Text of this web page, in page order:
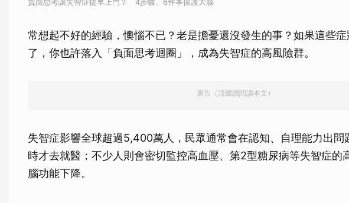
負面思考讓失智症提早上門？ 4步驟、6件事保護大腦
常想起不好的經驗，懊惱不已？老是擔憂還沒發生的事？如果這些
了，你也許落入「負面思考迴圈」，成為失智症的高風險群。
廣告（請繼續閱讀本文）
失智症影響全球超過5,400萬人，民眾通常會在認知、自理能力出問
時才去就醫；不少人則會密切監控高血壓、第2型糖尿病等失智症的
腦功能下降。